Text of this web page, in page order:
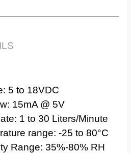
5 to 18VDC
15mA @ 5V
1 to 30 Liters/Minute
range: -25 to 80°C
Range: 35%-80% RH